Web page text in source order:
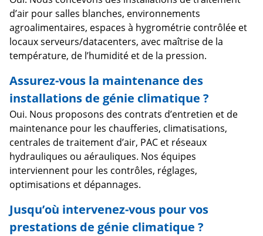
d’air pour salles blanches, environnements
agroalimentaires, espaces à hygrométrie contrôlée et
locaux serveurs/datacenters, avec maîtrise de la
température, de l’humidité et de la pression.
Assurez-vous la maintenance des
installations de génie climatique ?
Oui. Nous proposons des contrats d’entretien et de
maintenance pour les chaufferies, climatisations,
centrales de traitement d’air, PAC et réseaux
hydrauliques ou aérauliques. Nos équipes
interviennent pour les contrôles, réglages,
optimisations et dépannages.
Jusqu’où intervenez-vous pour vos
prestations de génie climatique ?